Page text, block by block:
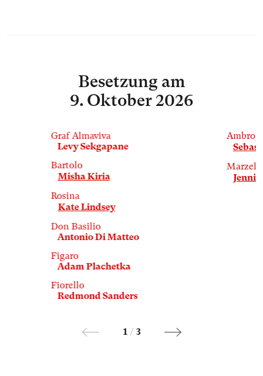
Besetzung am
9. Oktober 2026
Graf Almaviva
Levy Sekgapane
Bartolo
Misha Kiria
Rosina
Kate Lindsey
Don Basilio
Antonio Di Matteo
Figaro
Adam Plachetka
Fiorello
Redmond Sanders
Jenni
1 / 3